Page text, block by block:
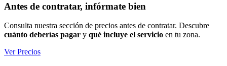
Antes de contratar, infórmate bien
Consulta nuestra sección de precios antes de contratar. Descubre
cuánto deberías pagar y qué incluye el servicio en tu zona.
Ver Precios